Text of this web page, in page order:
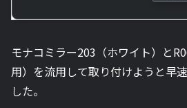
モナコミラー203（ホワイト）と
用）を流用して取り付けようと早
した。